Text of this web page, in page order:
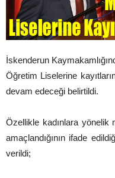
İskenderun
Öğretim Liselerine
devam edeceği belirtildi.
Özellikle kadınlara yönelik
amaçlandığının ifade
verildi;